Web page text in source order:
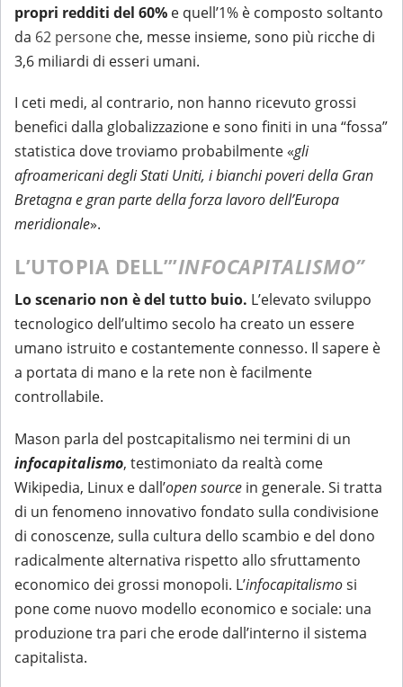
propri redditi del 60% e quell’1% è composto soltanto
da 62 persone che, messe insieme, sono più ricche di
3,6 miliardi di esseri umani.
I ceti medi, al contrario, non hanno ricevuto grossi
benefici dalla globalizzazione e sono finiti in una “fossa”
statistica dove troviamo probabilmente «gli
afroamericani degli Stati Uniti, i bianchi poveri della Gran
Bretagna e gran parte della forza lavoro dell’Europa
meridionale».
L’UTOPIA DELL’”INFOCAPITALISMO”
Lo scenario non è del tutto buio. L’elevato sviluppo
tecnologico dell’ultimo secolo ha creato un essere
umano istruito e costantemente connesso. Il sapere è
a portata di mano e la rete non è facilmente
controllabile.
Mason parla del postcapitalismo nei termini di un
infocapitalismo, testimoniato da realtà come
Wikipedia, Linux e dall’open source in generale. Si tratta
di un fenomeno innovativo fondato sulla condivisione
di conoscenze, sulla cultura dello scambio e del dono
radicalmente alternativa rispetto allo sfruttamento
economico dei grossi monopoli. L’infocapitalismosi
pone come nuovo modello economico e sociale: una
produzione tra pari che erode dall’interno il sistema
capitalista.